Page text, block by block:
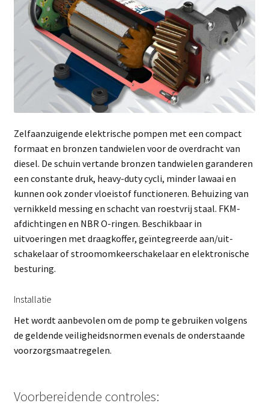
Zelfaanzuigende elektrische pompen met een compact
formaat en bronzen tandwielen voor de overdracht van
diesel. De schuin vertande bronzen tandwielen garanderen
een constante druk, heavy-duty cycli, minder lawaai en
kunnen ook zonder vloeistof functioneren. Behuizing van
vernikkeld messing en schacht van roestvrij staal. FKM-
afdichtingen en NBR O-ringen. Beschikbaar in
uitvoeringen met draagkoffer, geïntegreerde aan/uit-
schakelaar of stroomomkeerschakelaar en elektronische
besturing.
Installatie
Het wordt aanbevolen om de pomp te gebruiken volgens
de geldende veiligheidsnormen evenals de onderstaande
voorzorgsmaatregelen.
Voorbereidende controles: